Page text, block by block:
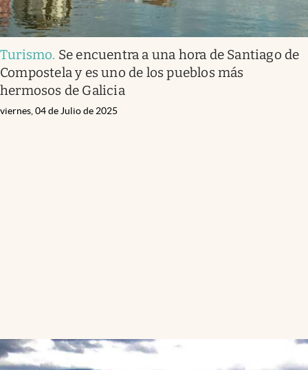
Turismo. Se encuentra a una hora de Santiago de
Compostela y es uno de los pueblos más
hermosos de Galicia
viernes, 04 de Julio de 2025